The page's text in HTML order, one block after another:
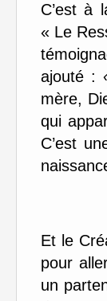
C’est à
« Le
ajouté :
mère,
qui
C’est
Et le
pour
un